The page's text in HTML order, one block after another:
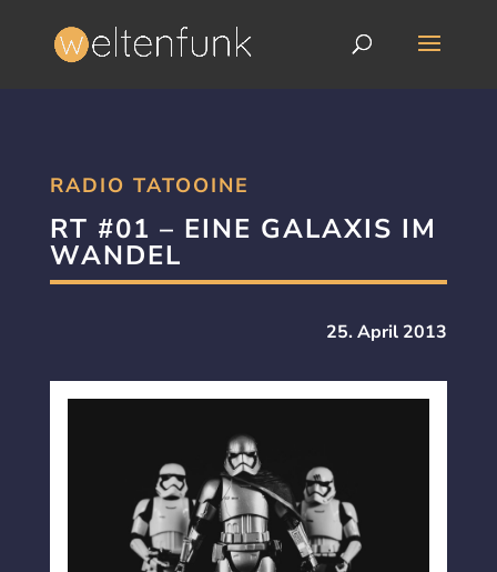
RADIO TATOOINE
RT #01 – EINE GALAXIS IM
WANDEL
25. April 2013